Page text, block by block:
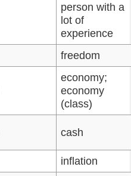
person with a
lot of
experience
freedom
economy;
economy
(class)
cash
inflation